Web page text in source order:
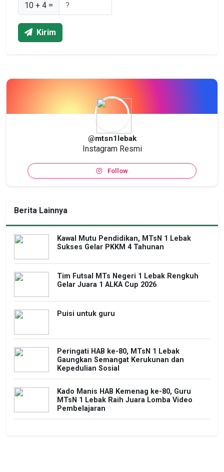
10 + 4 =
Kirim
@mtsn1lebak
Instagram Resmi
Follow
Berita Lainnya
Kawal Mutu Pendidikan, MTsN 1 Lebak
Sukses Gelar PKKM 4 Tahunan
Tim Futsal MTs Negeri 1 Lebak Rengkuh
Gelar Juara 1 ALKA Cup 2026
Puisi untuk guru
Peringati HAB ke-80, MTsN 1 Lebak
Gaungkan Semangat Kerukunan dan
Kepedulian Sosial
Kado Manis HAB Kemenag ke-80, Guru
MTsN 1 Lebak Raih Juara Lomba Video
Pembelajaran